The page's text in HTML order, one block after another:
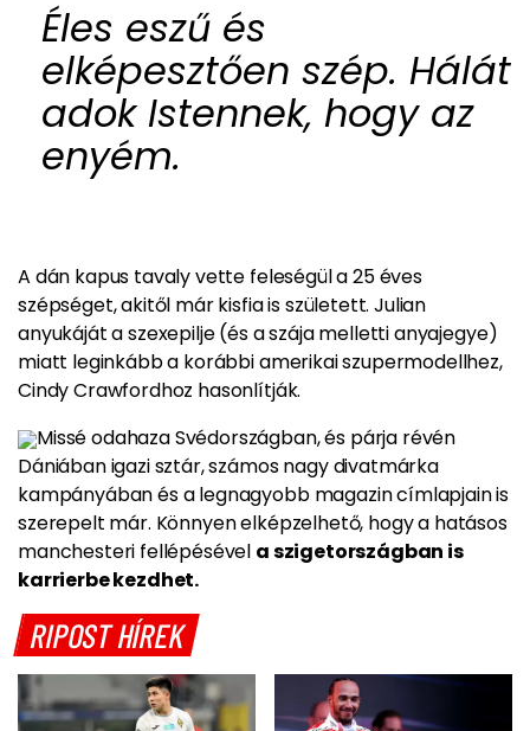
Éles eszű és
elképesztően szép. Hálát
adok Istennek, hogy az
enyém.
A dán kapus tavaly vette feleségül a 25 éves
szépséget, akitől már kisfia is született. Julian
anyukáját a szexepilje (és a szája melletti anyajegye)
miatt leginkább a korábbiamerikai szupermodellhez,
Cindy Crawfordhoz hasonlítják.
Missé odahaza Svédországban, és párja révén
Dániában igazi sztár, számos nagy divatmárka
kampányában és a legnagyobb magazin címlapjain is
szerepelt már. Könnyen elképzelhető, hogy a hatásos
manchesteri fellépésével a szigetországban is
karrierbe kezdhet.
RIPOST HÍREK